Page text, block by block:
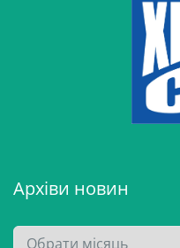
Архіви новин
А